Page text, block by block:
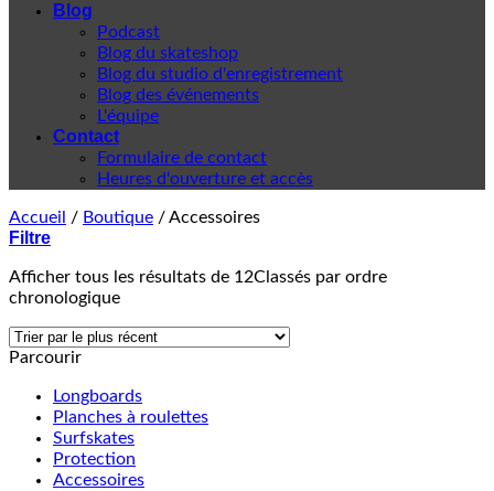
Blog
Podcast
Blog du skateshop
Blog du studio d'enregistrement
Blog des événements
L'équipe
Contact
Formulaire de contact
Heures d'ouverture et accès
Accueil / Boutique /Accessoires
Filtre
Afficher tous les résultats de 12Classés par ordre
chronologique
Parcourir
Longboards
Planches à roulettes
Surfskates
Protection
Accessoires